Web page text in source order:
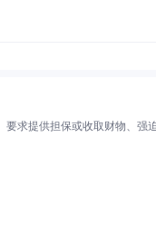
要求提供担保或收取财物、强